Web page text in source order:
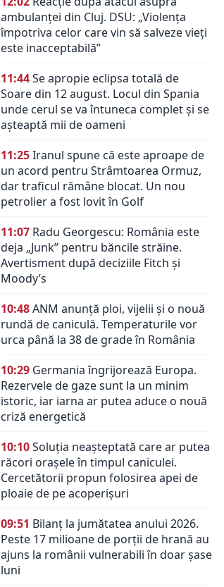
ambulanței din Cluj. DSU: „Violența
împotriva celor care vin să salveze vieți
este inacceptabilă”
11:44Se apropie eclipsa totală de
Soare din 12 august. Locul din Spania
unde cerul se va întuneca complet și se
așteaptă mii de oameni
11:25Iranul spune că este aproape de
un acord pentru Strâmtoarea Ormuz,
dar traficul rămâne blocat. Un nou
petrolier a fost lovit în Golf
11:07 Radu Georgescu: România este
deja „Junk” pentru băncile străine.
Avertisment după deciziile Fitch și
Moody’s
10:48ANM anunță ploi, vijelii și o nouă
rundă de caniculă. Temperaturile vor
urca până la 38 de grade în România
10:29 Germania îngrijorează Europa.
Rezervele de gaze sunt la un minim
istoric, iar iarna ar putea aduce o nouă
criză energetică
10:10Soluția neașteptată care ar putea
răcori orașele în timpul caniculei.
Cercetătorii propun folosirea apei de
ploaie de pe acoperișuri
09:51 Bilanț la jumătatea anului 2026.
Peste 17 milioane de porții de hrană au
ajuns la românii vulnerabili în doar șase
luni